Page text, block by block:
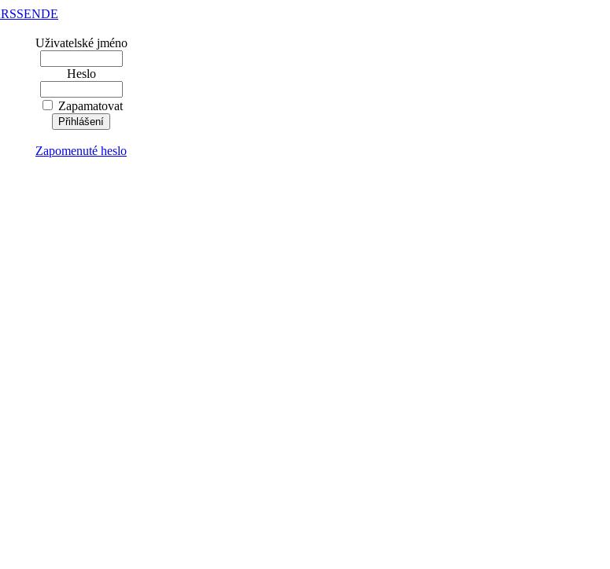
RSSENDE
Uživatelské jméno
Heslo
Zapamatovat
Zapomenuté heslo